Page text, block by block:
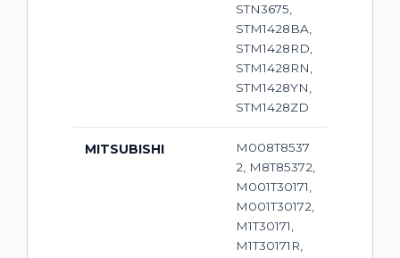
STN3675,
STM1428BA,
STM1428RD,
STM1428RN,
STM1428YN,
STM1428ZD
MITSUBISHI
M008T8537
2, M8T85372,
M001T30171,
M001T30172,
M1T30171,
M1T30171R,